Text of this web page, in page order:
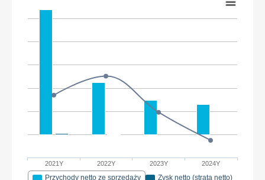
2021Y 2022Y 2023Y 2024Y
Przychody netto ze sprzedaży
Zysk netto (strata netto)